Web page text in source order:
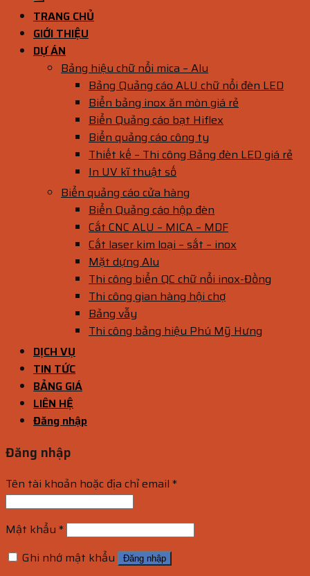
TRANG CHỦ
GIỚI THIỆU
DỰ ÁN
Bảng hiệu chữ nổi mica – Alu
Bảng Quảng cáo ALU chữ nổi đèn LED
Biển bảng inox ăn mòn giá rẻ
Biển Quảng cáo bạt Hiflex
Biển quảng cáo công ty
Thiết kế – Thi công Bảng đèn LED giá rẻ
In UV kĩ thuật số
Biển quảng cáo cửa hàng
Biển Quảng cáo hộp đèn
Cắt CNC ALU – MICA – MDF
Cắt laser kim loại – sắt – inox
Mặt dựng Alu
Thi công biển QC chữ nổi inox-Đồng
Thi công gian hàng hội chợ
Bảng vẫy
Thi công bảng hiệu Phú Mỹ Hưng
DỊCH VỤ
TIN TỨC
BẢNG GIÁ
LIÊN HỆ
Đăng nhập
Đăng nhập
Tên tài khoản hoặc địa chỉ email *
Mật khẩu *
Ghi nhớ mật khẩu
Đăng nhập